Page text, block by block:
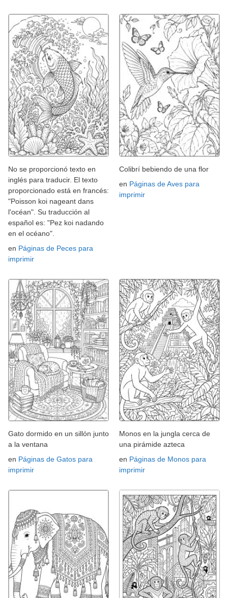
No se proporcionó texto en
inglés para traducir. El texto
proporcionado está en francés:
"Poisson koi nageant dans
l'océan". Su traducción al
español es: "Pez koi nadando
en el océano".
en Páginas de Peces para
imprimir
Colibrí bebiendo de una flor
en Páginas de Aves para
imprimir
Gato dormido en un sillón junto
a la ventana
en Páginas de Gatos para
imprimir
Monos en la jungla cerca de
una pirámide azteca
en Páginas de Monos para
imprimir